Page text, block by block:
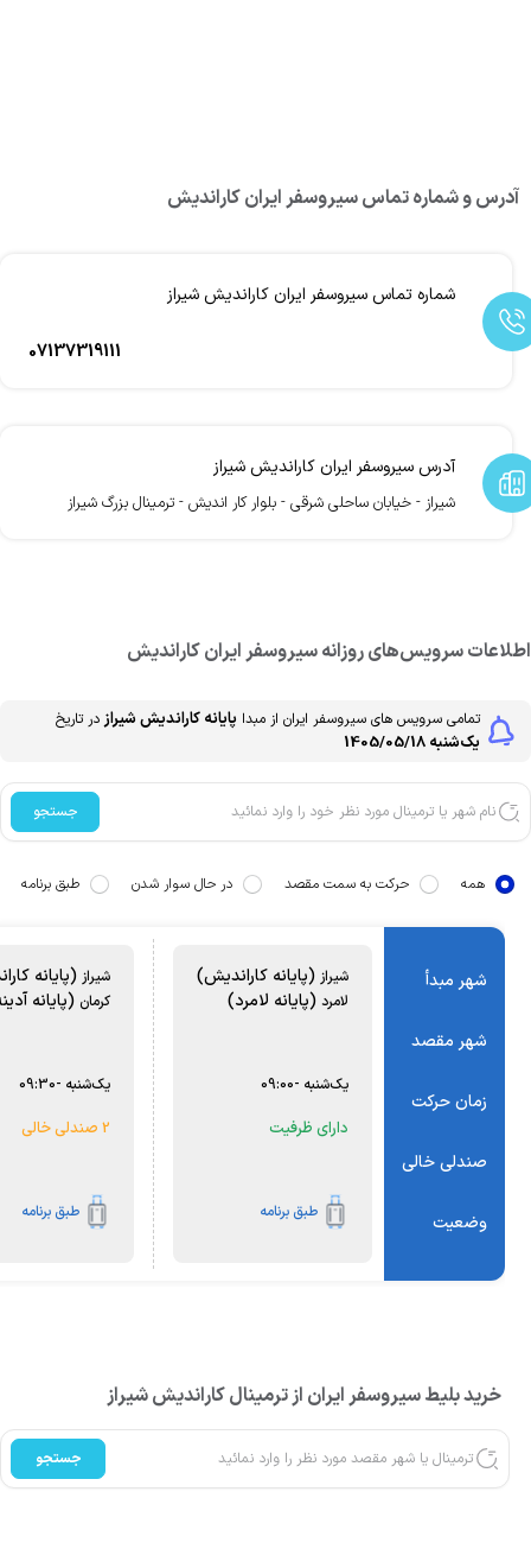
آدرس و شماره تماس سیروسفر ایران کاراندیش
شماره تماس سیروسفر ایران کاراندیش شیراز
07137319111
آدرس سیروسفر ایران کاراندیش شیراز
شیراز - خیابان ساحلی شرقی - بلوار کار اندیش - ترمینال بزرگ شیراز
سرویس‌های روزانه سیروسفر ایران کاراندیش
تمامی سرویس های سیروسفر ایران از مبدا پایانه کاراندیششیراز در تاریخ
یک‌شنبه 1405/05/18
جستجو
همه حرکت به سمت مقصد در حال سوار شدن طبق برنامه
شهر مبدأ
شهر مقصد
زمان حرکت
صندلی خالی
وضعیت
شیراز(پایانه کاراندیش)
لامرد(پایانه لامرد)
یک‌شنبه 09:00
دارای ظرفیت
طبق برنامه
شیراز(پایانه
کرمان(پایانه
یک‌شنبه 09:30
2 صندلی خالی
طبق برنامه
خرید بلیط سیروسفر ایران از ترمینال کاراندیش شیراز
جستجو